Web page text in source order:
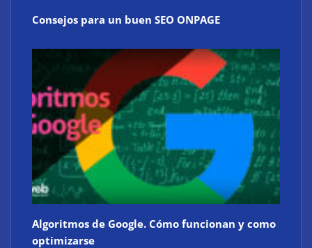
Consejos para un buen SEO ONPAGE
Algoritmos de Google. Cómo funcionan y como
optimizarse